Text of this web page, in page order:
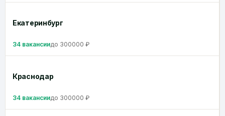
Екатеринбург
34 вакансиидо 300000 ₽
Краснодар
34 вакансиидо 300000 ₽